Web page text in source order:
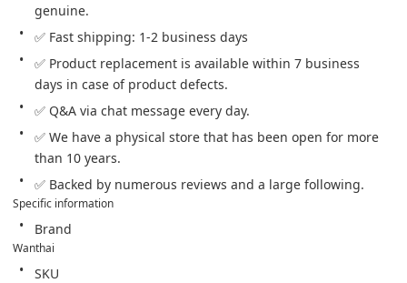
genuine.
✅ Fast shipping: 1-2 business days
✅ Product replacement is available within 7 business
days in case of product defects.
✅ Q&A via chat message every day.
✅ We have a physical store that has been open for more
than 10 years.
✅ Backed by numerous reviews and a large following.
Specific information
Brand
Wanthai
SKU